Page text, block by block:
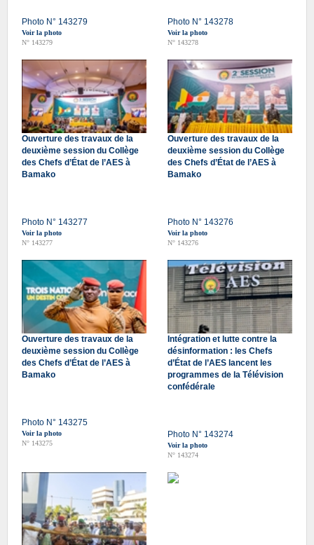
Photo N° 143279
Voir la photo
N° 143279
Photo N° 143278
Voir la photo
N° 143278
Ouverture des travaux de la
deuxième session du Collège
des Chefs d’État de l’AES à
Bamako
Photo N° 143277
Voir la photo
N° 143277
Ouverture des travaux de la
deuxième session du Collège
des Chefs d’État de l’AES à
Bamako
Photo N° 143276
Voir la photo
N° 143276
Ouverture des travaux de la
deuxième session du Collège
des Chefs d’État de l’AES à
Bamako
Photo N° 143275
Voir la photo
N° 143275
Intégration et lutte contre la
désinformation : les Chefs
d’État de l’AES lancent les
programmes de la Télévision
confédérale
Photo N° 143274
Voir la photo
N° 143274